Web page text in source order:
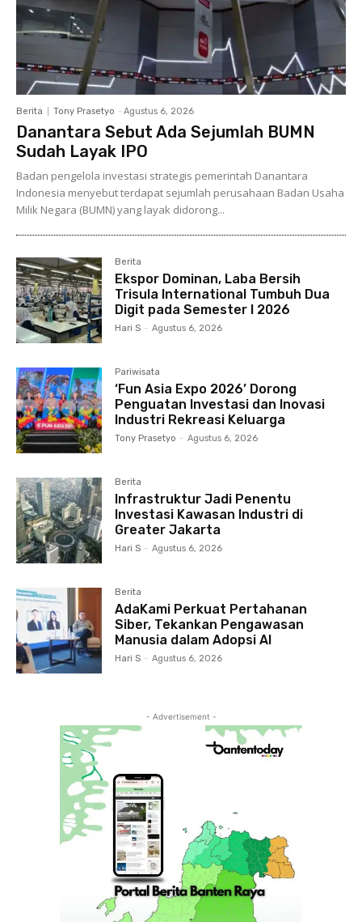
Berita Tony Prasetyo - Agustus 6, 2026
Danantara Sebut Ada Sejumlah BUMN
Sudah Layak IPO
Badan pengelola investasi strategis pemerintah Danantara
Indonesia menyebut terdapat sejumlah perusahaan Badan Usaha
Milik Negara (BUMN) yang layak didorong...
Berita
Ekspor Dominan, Laba Bersih
Trisula International Tumbuh Dua
Digit pada Semester I 2026
Hari S - Agustus 6, 2026
Pariwisata
‘Fun Asia Expo 2026’ Dorong
Penguatan Investasi dan Inovasi
Industri Rekreasi Keluarga
Tony Prasetyo - Agustus 6, 2026
Berita
Infrastruktur Jadi Penentu
Investasi Kawasan Industri di
Greater Jakarta
Hari S - Agustus 6, 2026
Berita
AdaKami Perkuat Pertahanan
Siber, Tekankan Pengawasan
Manusia dalam Adopsi AI
Hari S - Agustus 6, 2026
- Advertisement -